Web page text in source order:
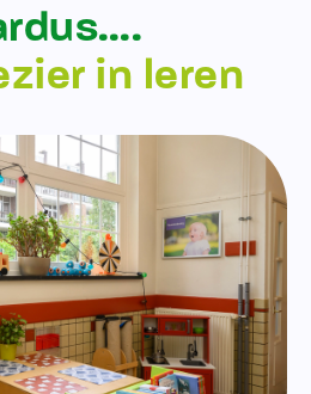
in leren